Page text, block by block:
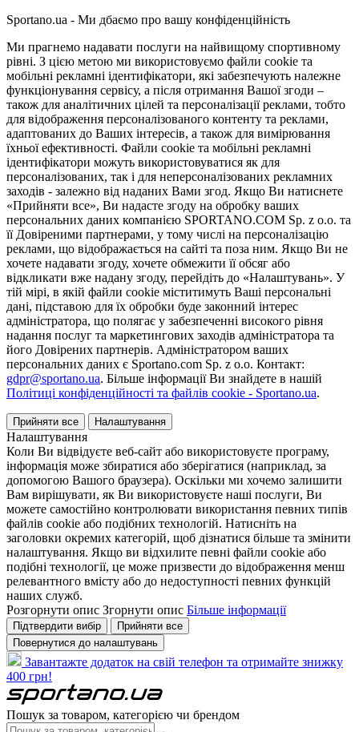
Sportano.ua - Ми дбаємо про вашу конфіденційність
Ми прагнемо надавати послуги на найвищому спортивному
рівні. З цією метою ми використовуємо файли cookie та
мобільні рекламні ідентифікатори, які забезпечують належне
функціонування сервісу, а після отримання Вашої згоди –
також для аналітичних цілей та персоналізації реклами, тобто
для відображення персоналізованого контенту та реклами,
адаптованих до Ваших інтересів, а також для вимірювання
їхньої ефективності. Файли cookie та мобільні рекламні
ідентифікатори можуть використовуватися як для
персоналізованих, так і для неперсоналізованих рекламних
заходів - залежно від наданих Вами згод. Якщо Ви натиснете
«Прийняти все», Ви надасте згоду на обробку ваших
персональних даних компанією SPORTANO.COM Sp. z o.o. та
її Довіреними партнерами, у тому числі на персоналізацію
реклами, що відображається на сайті та поза ним. Якщо Ви не
хочете надавати згоду, хочете обмежити її обсяг або
відкликати вже надану згоду, перейдіть до «Налаштувань». У
тій мірі, в якій файли cookie міститимуть Ваші персональні
дані, підставою для їх обробки буде законний інтерес
адміністратора, що полягає у забезпеченні високого рівня
надання послуг та маркетингових заходів адміністратора та
його Довірених партнерів. Адміністратором ваших
персональних даних є Sportano.com Sp. z o.o. Контакт:
gdpr@sportano.ua. Більше інформації Ви знайдете в нашій
Політиці конфіденційності та файлів cookie - Sportano.ua.
Прийняти все Налаштування
Налаштування
Коли Ви відвідуєте веб-сайт або використовуєте програму,
інформація може збиратися або зберігатися (наприклад, за
допомогою Вашого браузера). Оскільки ми хочемо залишити
Вам вирішувати, як Ви використовуєте наші послуги, Ви
можете самостійно контролювати використання певних типів
файлів cookie або подібних технологій. Натисніть на
заголовки окремих категорій, щоб дізнатися більше та змінити
налаштування. Якщо ви відхилите певні файли cookie або
подібні технології, це може призвести до відображення менш
релевантного вмісту або до недоступності певних функцій
наших служб.
Розгорнути опис Згорнути опис Більше інформації
Підтвердити вибір
Прийняти все
Повернутися до налаштувань
Завантажте додаток на свій телефон та отримайте знижку
400 грн!
Пошук за товаром, категорією чи брендом